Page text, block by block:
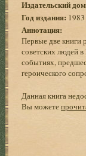
Издательский
Год издания: 1983
Аннотация:
Первые две книги
советских людей
событиях,
героического
Данная книга
Вы можете